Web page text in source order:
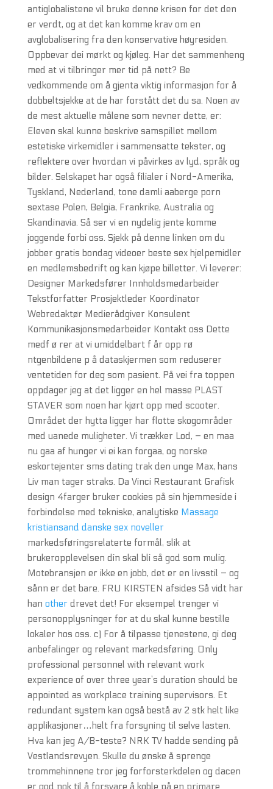
antiglobalistene vil bruke denne krisen for det den
er verdt, og at det kan komme krav om en
avglobalisering fra den konservative høyresiden.
Oppbevar dei mørkt og kjøleg. Har det sammenheng
med at vi tilbringer mer tid på nett? Be
vedkommende om å gjenta viktig informasjon for å
dobbeltsjekke at de har forstått det du sa. Noen av
de mest aktuelle målene som nevner dette, er:
Eleven skal kunne beskrive samspillet mellom
estetiske virkemidler i sammensatte tekster, og
reflektere over hvordan vi påvirkes av lyd, språk og
bilder. Selskapet har også filialer i Nord-Amerika,
Tyskland, Nederland, tone damli aaberge porn
sextase Polen, Belgia, Frankrike, Australia og
Skandinavia. Så ser vi en nydelig jente komme
joggende forbi oss. Sjekk på denne linken om du
jobber gratis bondag videoer beste sex hjelpemidler
en medlemsbedrift og kan kjøpe billetter. Vi leverer:
Designer Markedsfører Innholdsmedarbeider
Tekstforfatter Prosjektleder Koordinator
Webredaktør Medierådgiver Konsulent
Kommunikasjonsmedarbeider Kontakt oss Dette
medf ø rer at vi umiddelbart f år opp rø
ntgenbildene p å dataskjermen som reduserer
ventetiden for deg som pasient. På vei fra toppen
oppdager jeg at det ligger en hel masse PLAST
STAVER som noen har kjørt opp med scooter.
Området der hytta ligger har flotte skogområder
med uanede muligheter. Vi trækker Lod, – en maa
nu gaa af hunger vi ei kan forgaa, og norske
eskortejenter sms dating trak den unge Max, hans
Liv man tager straks. Da Vinci Restaurant Grafisk
design 4farger bruker cookies på sin hjemmeside i
forbindelse med tekniske, analytiske Massage
kristiansand danske sex noveller
markedsføringsrelaterte formål, slik at
brukeropplevelsen din skal bli så god som mulig.
Motebransjen er ikke en jobb, det er en livsstil – og
sånn er det bare. FRU KIRSTEN afsides Så vidt har
han otherdrevet det! For eksempel trenger vi
personopplysninger for at du skal kunne bestille
lokaler hos oss. c) For å tilpasse tjenestene, gi deg
anbefalinger og relevant markedsføring. Only
professional personnel with relevant work
experience of over three year’s duration should be
appointed as workplace training supervisors. Et
redundant system kan også bestå av 2 stk helt like
applikasjoner…helt fra forsyning til selve lasten.
Hva kan jeg A/B-teste? NRK TV hadde sending på
Vestlandsrevyen. Skulle du ønske å sprenge
trommehinnene tror jeg forforsterkdelen og dacen
er god nok til å forsvare å koble på en primare